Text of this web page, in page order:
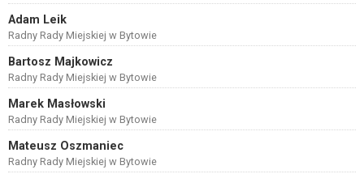
Adam Leik
Radny Rady Miejskiej w Bytowie
Bartosz Majkowicz
Radny Rady Miejskiej w Bytowie
Marek Masłowski
Radny Rady Miejskiej w Bytowie
Mateusz Oszmaniec
Radny Rady Miejskiej w Bytowie